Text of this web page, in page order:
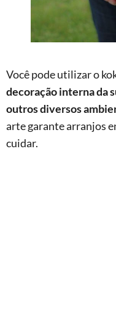
Você pode utilizar o
decoração interna da
outros diversos
arte garante arranjos
cuidar.